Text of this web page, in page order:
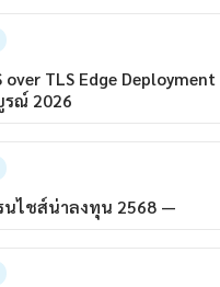
over TLS Edge
ณ์ 2026
ไชส์น่าลงทุน 2568 —